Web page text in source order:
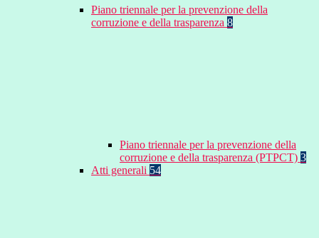
Piano triennale per la prevenzione della
corruzione e della trasparenza 8
Piano triennale per la prevenzione della
corruzione e della trasparenza (PTPCT) 3
Atti generali 54